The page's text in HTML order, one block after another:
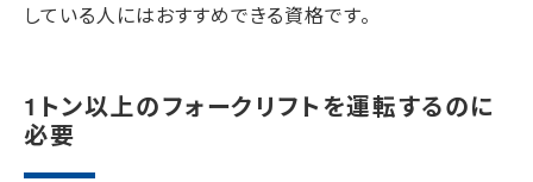
している人にはおすすめできる資格です。
1トン以上のフォークリフトを運転するのに
必要